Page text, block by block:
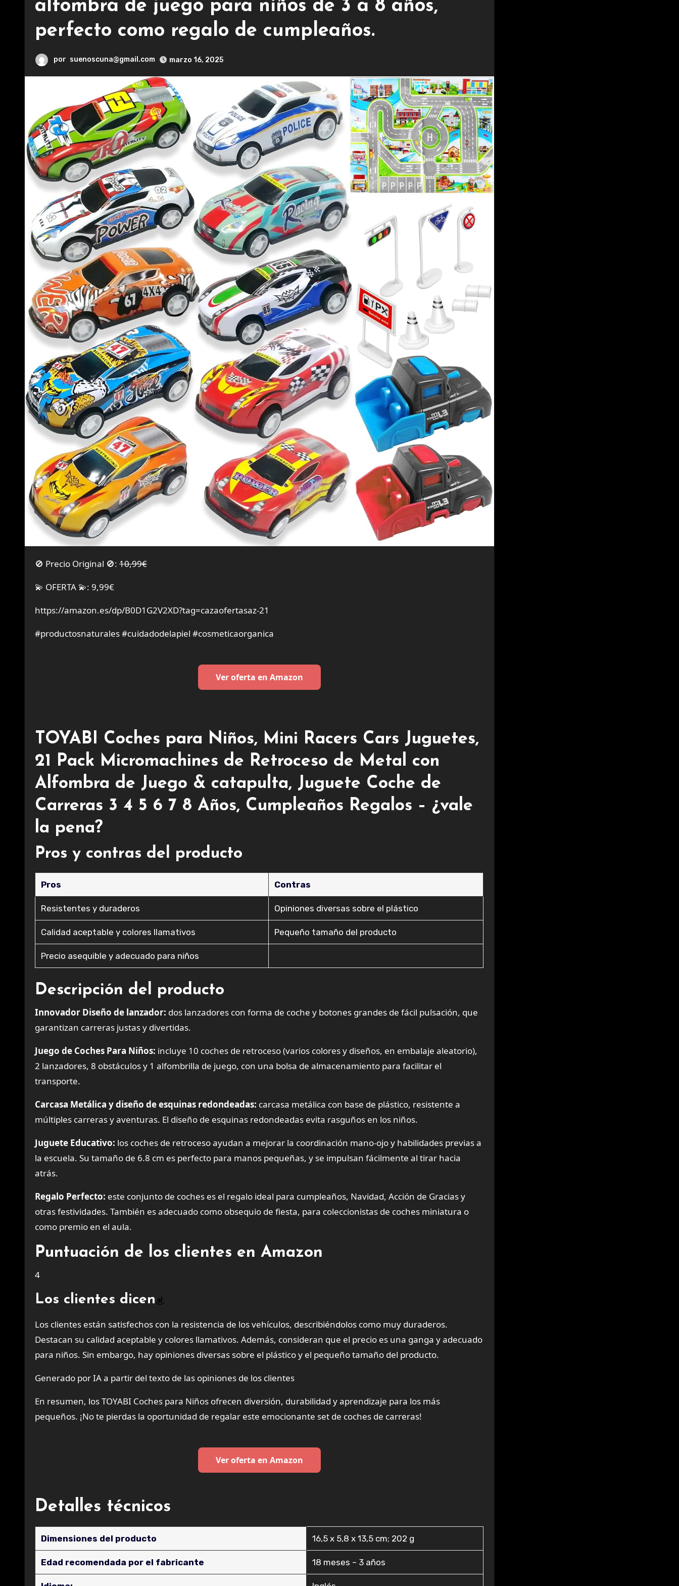
alfombra de juego para niños de 3 a 8 años,
perfecto como regalo de cumpleaños.
por suenoscuna@gmail.com marzo 16, 2025
🚫 Precio Original 🚫: 10,99€
💫 OFERTA 💫: 9,99€
https://amazon.es/dp/B0D1G2V2XD?tag=cazaofertasaz-21
#productosnaturales #cuidadodelapiel #cosmeticaorganica
Ver oferta en Amazon
TOYABI Coches para Niños, Mini Racers Cars Juguetes,
21 Pack Micromachines de Retroceso de Metal con
Alfombra de Juego & catapulta, Juguete Coche de
Carreras 3 4 5 6 7 8 Años, Cumpleaños Regalos – ¿vale
la pena?
Pros y contras del producto
Pros Contras
Resistentes y duraderos Opiniones diversas sobre el plástico
Calidad aceptable y colores llamativos Pequeño tamaño del producto
Precio asequible y adecuado para niños
Descripción del producto
Innovador Diseño de lanzador: dos lanzadores con forma de coche y botones grandes de fácil pulsación, que
garantizan carreras justas y divertidas.
Juego de Coches Para Niños: incluye 10 coches de retroceso (varios colores y diseños, en embalaje aleatorio),
2 lanzadores, 8 obstáculos y 1 alfombrilla de juego, con una bolsa de almacenamiento para facilitar el
transporte.
Carcasa Metálica y diseño de esquinas redondeadas: carcasa metálica con base de plástico, resistente a
múltiples carreras y aventuras. El diseño de esquinas redondeadas evita rasguños en los niños.
Juguete Educativo: los coches de retroceso ayudan a mejorar la coordinación mano-ojo y habilidades previas a
la escuela. Su tamaño de 6.8 cm es perfecto para manos pequeñas, y se impulsan fácilmente al tirar hacia
atrás.
Regalo Perfecto: este conjunto de coches es el regalo ideal para cumpleaños, Navidad, Acción de Gracias y
otras festividades. También es adecuado como obsequio de fiesta, para coleccionistas de coches miniatura o
como premio en el aula.
Puntuación de los clientes en Amazon
4
Los clientes dicen
Los clientes están satisfechos con la resistencia de los vehículos, describiéndolos como muy duraderos.
Destacan su calidad aceptable y colores llamativos. Además, consideran que el precio es una ganga y adecuado
para niños. Sin embargo, hay opiniones diversas sobre el plástico y el pequeño tamaño del producto.
Generado por IA a partir del texto de las opiniones de los clientes
En resumen, los TOYABI Coches para Niños ofrecen diversión, durabilidad y aprendizaje para los más
pequeños. ¡No te pierdas la oportunidad de regalar este emocionante set de coches de carreras!
Ver oferta en Amazon
Detalles técnicos
Dimensiones del producto ‎16,5 x 5,8 x 13,5 cm; 202 g
Edad recomendada por el fabricante ‎18 meses – 3 años